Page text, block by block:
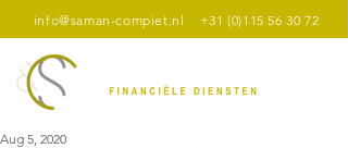
info@saman-compiet.nl +31 (0)115 56 30 72
Aug 5, 2020